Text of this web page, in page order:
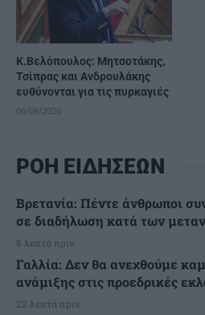
K.Βελόπουλος: Μητσοτάκης,
Τσίπρας και Ανδρουλάκης
ευθύνονται για τις πυρκαγιές
06/08/2026
ΡΟΗ ΕΙΔΗΣΕΩΝ
Βρετανία: Πέντε άνθρωποι
σε διαδήλωση κατά των
8 λεπτά πριν
Γαλλία: Δεν θα ανεχθούμε
ανάμιξης στις προεδρικές
22 λεπτά πριν